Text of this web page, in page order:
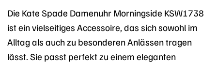
Die Kate Spade Damenuhr Morningside KSW1738
ist ein vielseitiges Accessoire, das sich sowohl im
Alltag als auch zu besonderen Anlässen tragen
lässt. Sie passt perfekt zu einem eleganten